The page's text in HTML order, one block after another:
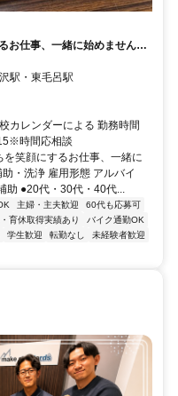
お仕事、一緒に始めません
武州唐沢駅・東毛呂駅
カレンダーによる 勤務時間
時間応相談
笑顔にするお仕事、一緒に
・洗浄 雇用形態 アルバイ
助 ●20代・30代・40代...
主婦・主夫歓迎
60代も応募可
育休取得実績あり
バイク通勤OK
学生歓迎 転勤なし
未経験者歓迎